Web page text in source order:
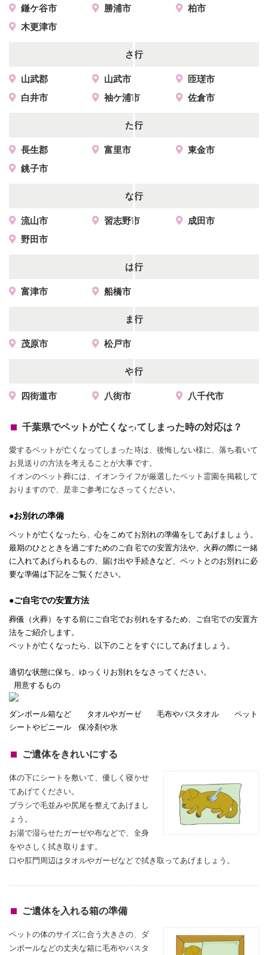
鎌ケ谷市 勝浦市
柏市
木更津市
さ行
山武郡 山武市
匝瑳市
白井市
袖ケ浦市 佐倉市
た行
長生郡 富里市
東金市
銚子市
な行
流山市 習志野市
成田市
野田市
は行
富津市 船橋市
ま行
茂原市 松戸市
や行
四街道市 八街市 八千代市
千葉県でペットが亡くなってしまった時の対応は？
愛するペットが亡くなってしまった時は、後悔しない様に、落ち着いて
お見送りの方法を考えることが大事です。
イオンのペット葬には、イオンライフが厳選したペット霊園を掲載して
おりますので、是非ご参考になさってください。
●お別れの準備
ペットが亡くなったら、心をこめてお別れの準備をしてあげましょう。
最期のひとときを過ごすためのご自宅での安置方法や、火葬の際に一緒
に入れてあげられるもの、届け出や手続きなど、ペットとのお別れに必
要な準備は下記をご覧ください。
●ご自宅での安置方法
葬儀（火葬）をする前にご自宅でお別れをするため、ご自宅での安置方
法をご紹介します。
ペットが亡くなったら、以下のことをすぐにしてあげましょう。
適切な状態に保ち、ゆっくりお別れをなさってください。
用意するもの
ダンボール箱など タオルやガーゼ 毛布やバスタオル ペット
シートやビニール 保冷剤や氷
ご遺体をきれいにする
体の下にシートを敷いて、優しく寝かせ
てあげてください。
ブラシで毛並みや尻尾を整えてあげまし
ょう。
お湯で湿らせたガーゼや布などで、全身
をやさしく拭き取ります。
口や肛門周辺はタオルやガーゼなどで拭き取ってあげましょう。
ご遺体を入れる箱の準備
ペットの体のサイズに合う大きさの、ダ
ンボールなどの丈夫な箱に毛布やバスタ